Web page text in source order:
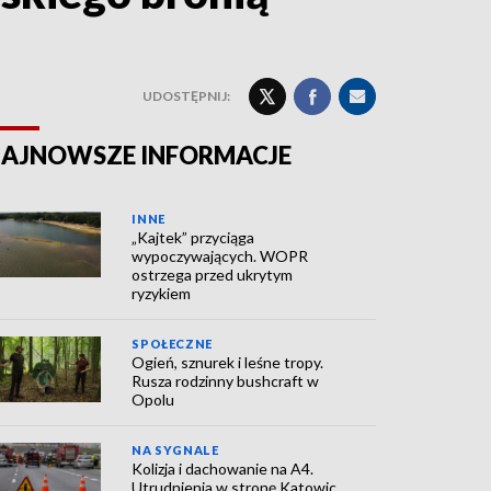
UDOSTĘPNIJ:
INFORMACJE
INNE
„Kajtek” przyciąga
wypoczywających. WOPR
ostrzega przed ukrytym
ryzykiem
SPOŁECZNE
Ogień, sznurek i leśne tropy.
Rusza rodzinny bushcraft w
Opolu
NA SYGNALE
Kolizja i dachowanie na A4.
Utrudnienia w stronę Katowic